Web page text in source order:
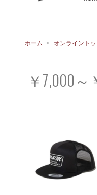
ホーム > オンライント
￥7,000～